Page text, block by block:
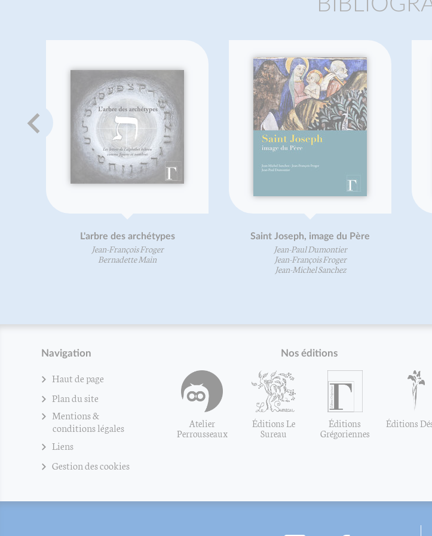
L'arbre des archétypes Saint Joseph, image du Père Sainte Marie-
Navigation
Haut de page
Plan du site
Mentions &
conditions légales
Liens
Gestion des cookies
Nos éditions
Atelier
Perrousseaux
Éditions Le
Sureau
Éditions
Grégoriennes
Éditions